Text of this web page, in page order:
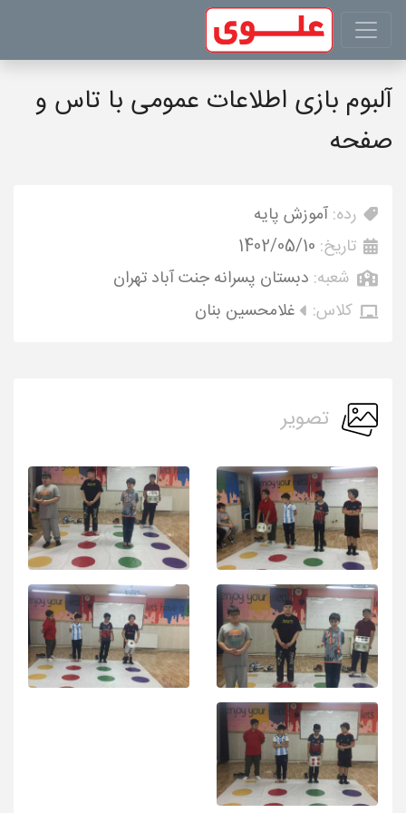
آلبوم بازی اطلاعات عمومی با تاس و
صفحه
رده: آموزش پایه
تاریخ: 1402/05/10
شعبه: دبستان پسرانه جنت آباد تهران
کلاس:
غلامحسین بنان
تصویر